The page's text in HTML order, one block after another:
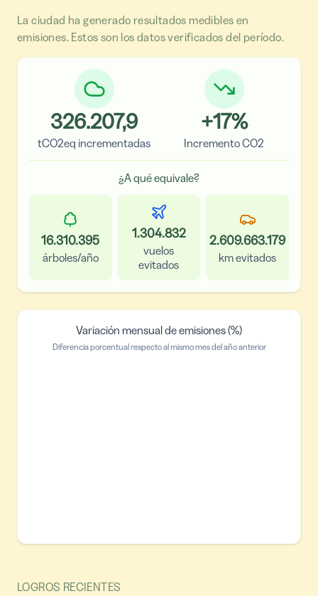
La ciudad ha generado resultados medibles en
emisiones. Estos son los datos verificados del período.
326.207,9
tCO2eq incrementadas
+17%
Incremento CO2
¿A qué equivale?
16.310.395
árboles/año
1.304.832
vuelos
evitados
2.609.663.179
km evitados
Variación mensual de emisiones (%)
Diferencia porcentual respecto al mismo mes del año anterior
LOGROS RECIENTES